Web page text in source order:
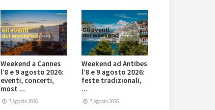
Weekend a Cannes
l’8 e 9 agosto 2026:
eventi, concerti,
most ...
7 Agosto 2026
Weekend ad Antibes
l’8 e 9 agosto 2026:
feste tradizionali,
...
7 Agosto 2026